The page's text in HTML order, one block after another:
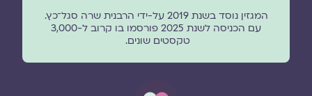
המגזין נוסד בשנת 2019 על-ידי הרבנית שרה סגל־כץ.
עם הכניסה לשנת 2025 פורסמו בו קרוב ל-3,000
טקסטים שונים.